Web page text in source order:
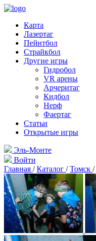
Карта
Лазертаг
Пейнтбол
Страйкбол
Другие игры
Гидробол
VR арены
Арчеритаг
Кидбол
Нерф
Фаертаг
Статьи
Открытые игры
Эль-Монте
Войти
Главная /Каталог /Томск /